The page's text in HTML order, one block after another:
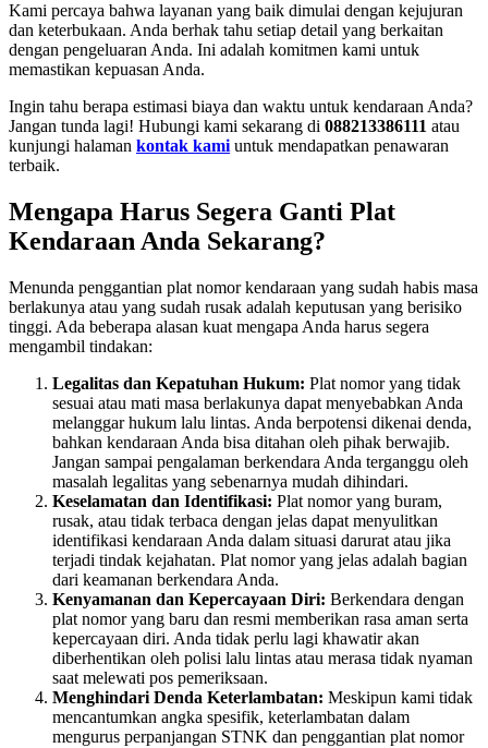
Kami percaya bahwa layanan yang baik dimulai dengan kejujuran
dan keterbukaan. Anda berhak tahu setiap detail yang berkaitan
dengan pengeluaran Anda. Ini adalah komitmen kami untuk
memastikan kepuasan Anda.
Ingin tahu berapa estimasi biaya dan waktu untuk kendaraan Anda?
Jangan tunda lagi! Hubungi kami sekarang di 088213386111 atau
kunjungi halaman kontak kami untuk mendapatkan penawaran
terbaik.
Mengapa Harus Segera Ganti Plat
Kendaraan Anda Sekarang?
Menunda penggantian plat nomor kendaraan yang sudah habis masa
berlakunya atau yang sudah rusak adalah keputusan yang berisiko
tinggi. Ada beberapa alasan kuat mengapa Anda harus segera
mengambil tindakan:
Legalitas dan Kepatuhan Hukum: Plat nomor yang tidak
sesuai atau mati masa berlakunya dapat menyebabkan Anda
melanggar hukum lalu lintas. Anda berpotensi dikenai denda,
bahkan kendaraan Anda bisa ditahan oleh pihak berwajib.
Jangan sampai pengalaman berkendara Anda terganggu oleh
masalah legalitas yang sebenarnya mudah dihindari.
Keselamatan dan Identifikasi: Plat nomor yang buram,
rusak, atau tidak terbaca dengan jelas dapat menyulitkan
identifikasi kendaraan Anda dalam situasi darurat atau jika
terjadi tindak kejahatan. Plat nomor yang jelas adalah bagian
dari keamanan berkendara Anda.
Kenyamanan dan Kepercayaan Diri: Berkendara dengan
plat nomor yang baru dan resmi memberikan rasa aman serta
kepercayaan diri. Anda tidak perlu lagi khawatir akan
diberhentikan oleh polisi lalu lintas atau merasa tidak nyaman
saat melewati pos pemeriksaan.
Menghindari Denda Keterlambatan: Meskipun kami tidak
mencantumkan angka spesifik, keterlambatan dalam
mengurus perpanjangan STNK dan penggantian plat nomor